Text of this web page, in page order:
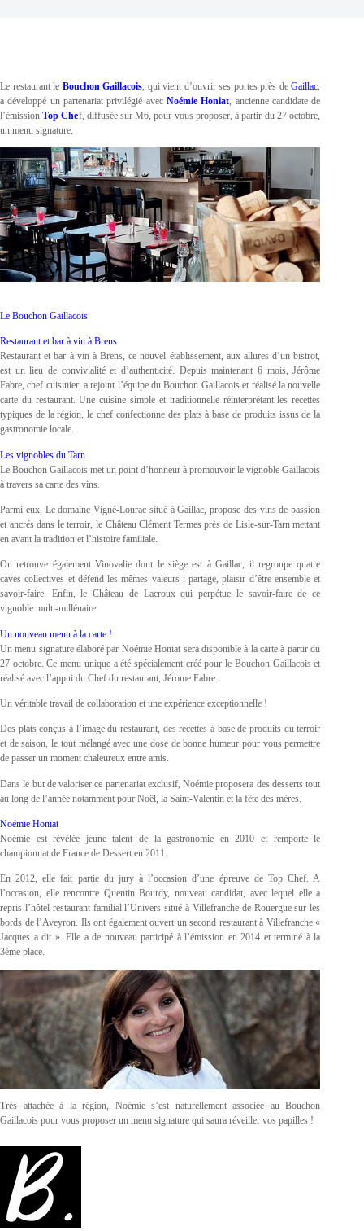
Le restaurant le Bouchon Gaillacois, qui vient d’ouvrir ses portes près deGaillac,
a développé un partenariat privilégié avec Noémie Honiat, ancienne candidate de
l’émissionTop Chef, diffusée sur M6, pour vous proposer, à partir du 27 octobre,
un menu signature.
Le Bouchon Gaillacois
Restaurant et bar à vin à Brens
Restaurant et bar à vin à Brens, ce nouvel établissement, aux allures d’un bistrot,
est un lieu de convivialité et d’authenticité. Depuis maintenant 6 mois, Jérôme
Fabre, chef cuisinier, a rejoint l’équipe du Bouchon Gaillacois et réalisé la nouvelle
carte du restaurant. Une cuisine simple et traditionnelle réinterprétant les recettes
typiques de la région, le chef confectionne des plats à base de produits issus de la
gastronomie locale.
Les vignobles du Tarn
Le Bouchon Gaillacois met un point d’honneur à promouvoir le vignoble Gaillacois
à travers sa carte des vins.
Parmi eux, Le domaine Vigné-Lourac situé à Gaillac, propose des vins de passion
et ancrés dans le terroir, le Château Clément Termes près de Lisle-sur-Tarn mettant
en avant la tradition et l’histoire familiale.
On retrouve également Vinovalie dont le siège est à Gaillac, il regroupe quatre
caves collectives et défend les mêmes valeurs : partage, plaisir d’être ensemble et
savoir-faire. Enfin, le Château de Lacroux qui perpétue le savoir-faire de ce
vignoble multi-millénaire.
Un nouveau menu à la carte !
Un menu signature élaboré par Noémie Honiat sera disponible à la carte à partir du
27 octobre. Ce menu unique a été spécialement créé pour le Bouchon Gaillacois et
réalisé avec l’appui du Chef du restaurant, Jérome Fabre.
Un véritable travail de collaboration et une expérience exceptionnelle !
Des plats conçus à l’image du restaurant, des recettes à base de produits du terroir
et de saison, le tout mélangé avec une dose de bonne humeur pour vous permettre
de passer un moment chaleureux entre amis.
Dans le but de valoriser ce partenariat exclusif, Noémie proposera des desserts tout
au long de l’année notamment pour Noël, la Saint-Valentin et la fête des mères.
Noémie Honiat
Noémie est révélée jeune talent de la gastronomie en 2010 et remporte le
championnat de France de Dessert en 2011.
En 2012, elle fait partie du jury à l’occasion d’une épreuve de Top Chef. A
l’occasion, elle rencontre Quentin Bourdy, nouveau candidat, avec lequel elle a
repris l’hôtel-restaurant familial l’Univers situé à Villefranche-de-Rouergue sur les
bords de l’Aveyron. Ils ont également ouvert un second restaurant à Villefranche «
Jacques a dit ». Elle a de nouveau participé à l’émission en 2014 et terminé à la
3ème place.
Très attachée à la région, Noémie s’est naturellement associée au Bouchon
Gaillacois pour vous proposer un menu signature qui saura réveiller vos papilles !